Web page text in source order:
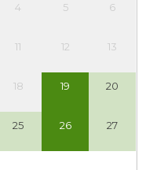
4 5 6
11 12 13
18 19 20
25 26 27